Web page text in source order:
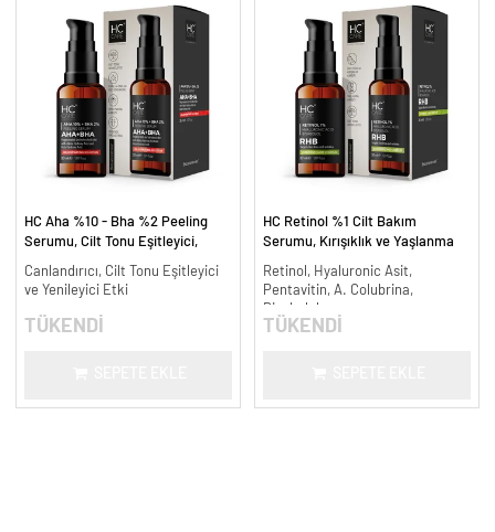
HC Aha %10 - Bha %2 Peeling
Serumu, Cilt Tonu Eşitleyici,
Canlandırıcı, Cilt Tonu Eşitleyici
ve Yenileyici Etki
TÜKENDİ
HC Retinol %1 Cilt Bakım
Serumu, Kırışıklık ve Yaşlanma
Retinol, Hyaluronic Asit,
Pentavitin, A. Colubrina,
Bisabolol
TÜKENDİ